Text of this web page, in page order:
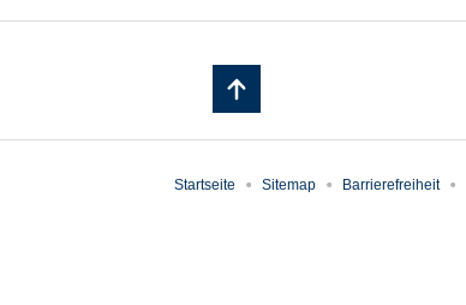
Startseite Sitemap Barrierefreiheit